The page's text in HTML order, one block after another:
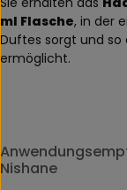
ml Flasche, in der
Duftes sorgt und
ermöglicht.
Nishane